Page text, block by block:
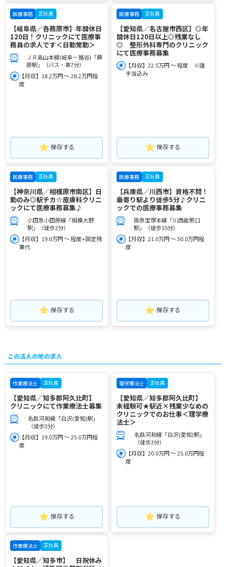
医療事務 正社員
【岐阜県／各務原市】年間休日
120日！クリニックにて医療事
務員の求人です＜日勤常勤＞
ＪＲ高山本線(岐阜－猪谷)「蘇
原駅」（バス・車7分）
【月収】18.2万円 ～ 28.2万円程
度
保存する
医療事務 正社員
【愛知県／名古屋市西区】◎年
間休日120日以上◎残業なし
◎ 整形外科専門のクリニック
にて医療事務募集
【月収】22.5万円 ～ 程度 ※諸
手当込み
保存する
医療事務 正社員
【神奈川県／相模原市南区】日
勤のみ◎駅チカ☆皮膚科クリニ
ックにて医療事務募集♪
小田急小田原線「相模大野
駅」（徒歩2分）
【月収】19.0万円 ～ 程度+固定残
業代
保存する
医療事務 正社員
【兵庫県／川西市】資格不問！
最寄り駅より徒歩5分♪クリニ
ックでの医療事務募集
阪急宝塚本線「川西能勢口
駅」（徒歩15分）
【月収】21.0万円 ～ 30.0万円程
度
保存する
この法人の他の求人
作業療法士 正社員
【愛知県／知多郡阿久比町】
クリニックにて作業療法士募集
名鉄河和線「白沢(愛知)駅」
（徒歩3分）
【月収】19.0万円 ～ 25.0万円程
度
保存する
理学療法士 正社員
【愛知県／知多郡阿久比町】
未経験可★駅近×残業少なめの
クリニックでのお仕事＜理学療
法士＞
名鉄河和線「白沢(愛知)駅」
（徒歩3分）
【月収】20.0万円 ～ 25.0万円程
度
保存する
作業療法士 正社員
【愛知県／知多市】 日祝休み